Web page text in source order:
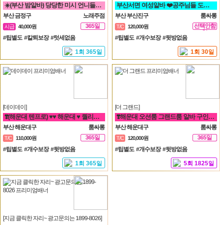
☀️(부산 밤알바) 당당한 미시 언니들 구함☀️ 노래방알바
부산 금정구 노래주점
시급 40,000원
365일
#팁별도 #칼퇴보장 #텃세없음
1회 365일
부산서면 여성알바 ❤️공주님들 도와주세요^^❤️
부산 부산진구 룸싸롱
T/C 120,000원
선택안함
일
#팁별도 #개수보장 #뒷방없음
1회 30일
[데이데이]
❣️(해운대 텐프로) ♥♥ 해운대 ♥ 퀄리티룸 알바 ♥ 룸빠 ♥1번 ♥♥❣️ 룸알바 쩜오
부산 해운대구 룸싸롱
T/C 110,000원
365일
#팁별도 #개수보장 #뒷방없음
1회 365일
[더 그랜드]
❣️해운대 오션룸 그랜드룸 알바 구인❣️면접비❣️만근비❣️소개비❣️마이킹❣️차비 지원❣️
부산 해운대구 룸싸롱
T/C 120,000원
365일
#팁별도 #개수보장 #뒷방없음
5회 1825일
[지금 클릭한 자리~ 광고문의는 1899-8026]